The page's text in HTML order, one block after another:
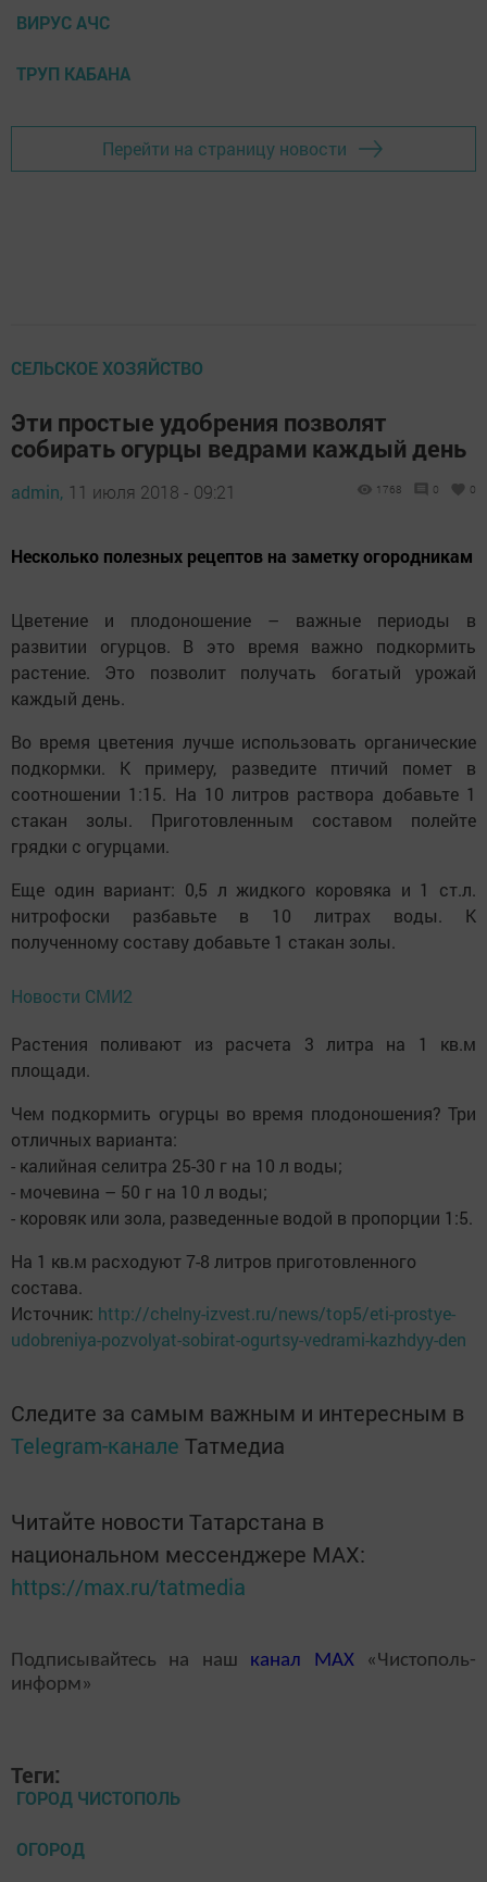
ВИРУС АЧС
ТРУП КАБАНА
Перейти на страницу новости
СЕЛЬСКОЕ ХОЗЯЙСТВО
Эти простые удобрения позволят
собирать огурцы ведрами каждый день
admin, 11 июля 2018 - 09:21 1768 0 0
Несколько полезных рецептов на заметку огородникам
Цветение и плодоношение – важные периоды в
развитии огурцов. В это время важно подкормить
растение. Это позволит получать богатый урожай
каждый день.
Во время цветения лучше использовать органические
подкормки. К примеру, разведите птичий помет в
соотношении 1:15. На 10 литров раствора добавьте 1
стакан золы. Приготовленным составом полейте
грядки с огурцами.
Еще один вариант: 0,5 л жидкого коровяка и 1 ст.л.
нитрофоски разбавьте в 10 литрах воды. К
полученному составу добавьте 1 стакан золы.
Новости СМИ2
Растения поливают из расчета 3 литра на 1 кв.м
площади.
Чем подкормить огурцы во время плодоношения? Три
отличных варианта:
- калийная селитра 25-30 г на 10 л воды;
- мочевина – 50 г на 10 л воды;
- коровяк или зола, разведенные водой в пропорции 1:5.
На 1 кв.м расходуют 7-8 литров приготовленного
состава.
Источник: http://chelny-izvest.ru/news/top5/eti-prostye-
udobreniya-pozvolyat-sobirat-ogurtsy-vedrami-kazhdyy-den
Следите за самым важным и интересным в
Telegram-канале Татмедиа
Читайте новости Татарстана в
национальном мессенджере MАХ:
https://max.ru/tatmedia
Подписывайтесь на наш канал MAX«Чистополь-
информ»
Теги:
ГОРОД ЧИСТОПОЛЬ
ОГОРОД